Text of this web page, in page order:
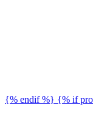
{% endif %} {% if